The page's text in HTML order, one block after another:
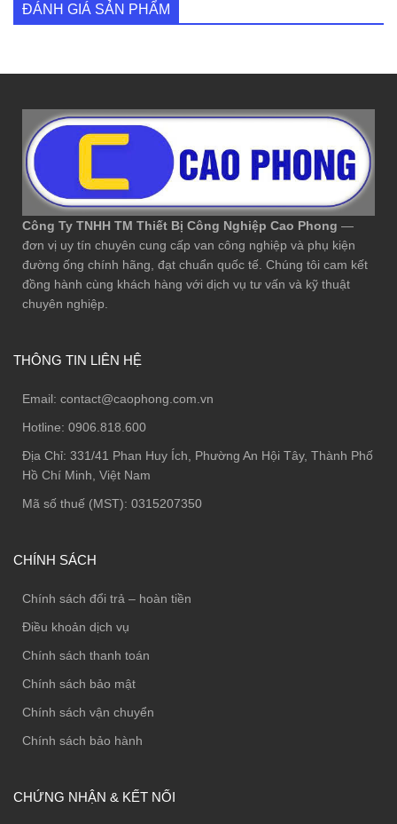
ĐÁNH GIÁ SẢN PHẨM
Công Ty TNHH TM Thiết Bị Công Nghiệp Cao Phong —
đơn vị uy tín chuyên cung cấp van công nghiệp và phụ kiện
đường ống chính hãng, đạt chuẩn quốc tế. Chúng tôi cam kết
đồng hành cùng khách hàng với dịch vụ tư vấn và kỹ thuật
chuyên nghiệp.
THÔNG TIN LIÊN HỆ
Email: contact@caophong.com.vn
Hotline: 0906.818.600
Địa Chỉ: 331/41 Phan Huy Ích, Phường An Hội Tây, Thành Phố
Hồ Chí Minh, Việt Nam
Mã số thuế (MST): 0315207350
CHÍNH SÁCH
Chính sách đổi trả – hoàn tiền
Điều khoản dịch vụ
Chính sách thanh toán
Chính sách bảo mật
Chính sách vận chuyển
Chính sách bảo hành
CHỨNG NHẬN & KẾT NỐI